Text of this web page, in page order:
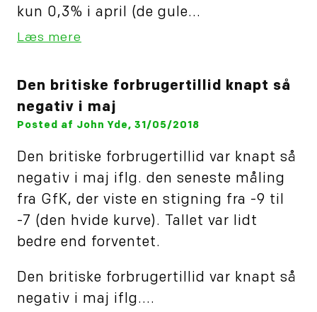
kun 0,3% i april (de gule...
Læs mere
Den britiske forbrugertillid knapt så
negativ i maj
Posted af John Yde, 31/05/2018
Den britiske forbrugertillid var knapt så
negativ i maj iflg. den seneste måling
fra GfK, der viste en stigning fra -9 til
-7 (den hvide kurve). Tallet var lidt
bedre end forventet.
Den britiske forbrugertillid var knapt så
negativ i maj iflg....